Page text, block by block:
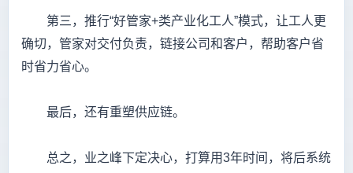
第三，推行“好管家+类产业化工人”模式，让工人更
确切，管家对交付负责，链接公司和客户，帮助客户省
时省力省心。
最后，还有重塑供应链。
总之，业之峰下定决心，打算用3年时间，将后系统